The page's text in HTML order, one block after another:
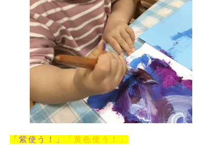
「紫使う！」 「黄色使う！」